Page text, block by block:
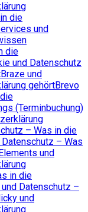
die
und
die
und Datenschutz
Braze und
gehörtBrevo
(Terminbuchung)
– Was in die
– Was
und
in die
Datenschutz –
und